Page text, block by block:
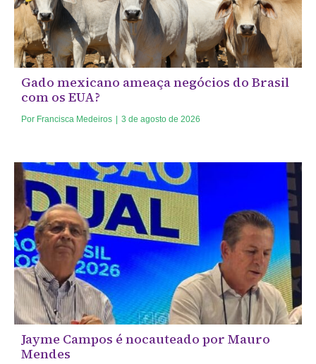
Gado mexicano ameaça negócios do Brasil
com os EUA?
Por Francisca Medeiros 3 de agosto de 2026
Jayme Campos é nocauteado por Mauro
Mendes